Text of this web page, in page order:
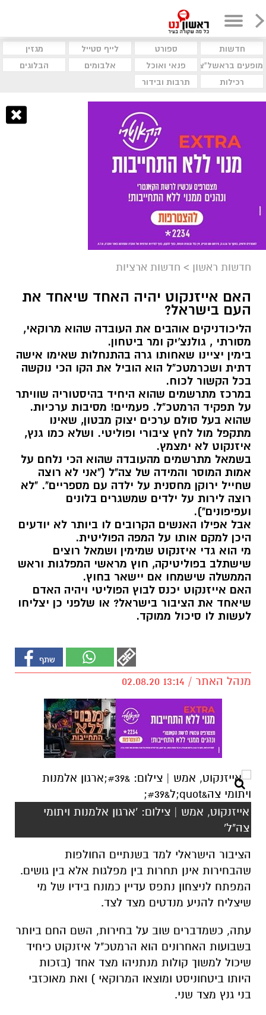
חדשות ספורט לייף סטייל
מגזין
מופעים בראשל"צ
פנאי ואוכל אלבומים
הבלוגים
רכילות
תרבות ובידור
חדשות ראשון > חדשות ארציות
האם אייזנקוט יהיה האחד שיאחד את
העם בישראל?
הליכודניקים אוהבים את העובדה שהוא מרוקאי,
מסורתי , גולנצ'יק ומר ביטחון.
בימין יציינו שאחותו גרה בהתנחלות שאימו אישה
דתית ושכרמטכ"ל הוא הוביל את הקו הכי נוקשה
בכל הקשור לכוח.
במרכז מתרשמים שהוא היחיד בהיסטוריה שוויתר
על תפקיד הרמטכ"ל. פעמיים! מסיבות ערכיות.
שהוא בעל סולם ערכים יצוק מבטון, שאינו
מתקפל מול לחץ ציבורי ופוליטי. ושלא כמו גנץ,
איזנקוט לא ימצמץ.
בשמאל מתרשמים מהעובדה שהוא הכי נלחם על
אמות המוסר והמידה של צה"ל ("אני לא רוצה
שחייל ירוקן מחסנית על ילדה עם מספריים". "לא
רוצה לירות על ילדים שמשגרים בלונים
ועפיפונים").
אבל אפילו האנשים הקרובים לו ביותר לא יודעים
היכן למקם אותו על המפה הפוליטית.
מי הוא גדי איזנקוט שמימין ושמאל רוצים
שישתלב בפוליטיקה, חוץ מראשי המפלגות וראש
הממשלה שישמחו אם יישאר בחוץ.
האם אייזנקוט יכנס לבוץ הפוליטי ויהיה האדם
שיאחד את הציבור בישראל? או שלפני כן יצליחו
לעשות לו סיכול ממוקד.
מנהל האתר / 13:14 02.08.20
אייזנקוט, אמש | צילום: 'ארגון אלמנות ויתומי
צה"ל'
הציבור הישראלי למד בשנתיים החולפות
שהבחירות אינן תחרות בין מפלגות אלא בין גושים.
המפתח לניצחון נתפס עדיין כמונח בידיו של מי
שיצליח להניע מנדטים מצד לצד.
עתה, כשמדברים שוב על בחירות, השם החם ביותר
בשבועות האחרונים הוא הרמטכ"ל איזנקוט כיחיד
שיכול למשוך קולות מנתניהו מצד אחד (בזכות
היותו ביטחוניסט ומוצאו המרוקאי ) ואת מאוכזבי
בני גנץ מצד שני.